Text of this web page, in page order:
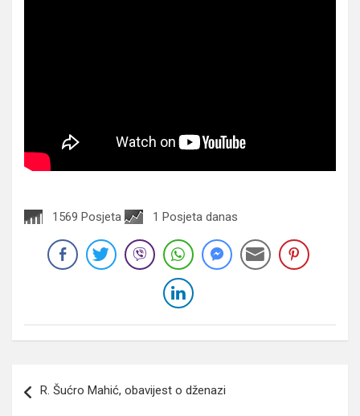
1569 Posjeta 1 Posjeta danas
članaka
R. Šućro Mahić, obavijest o dženazi